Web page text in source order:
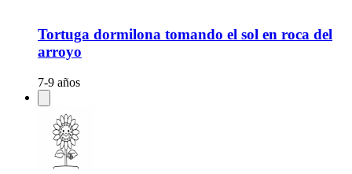
Tortuga dormilona tomando el sol en roca del
arroyo
7-9 años